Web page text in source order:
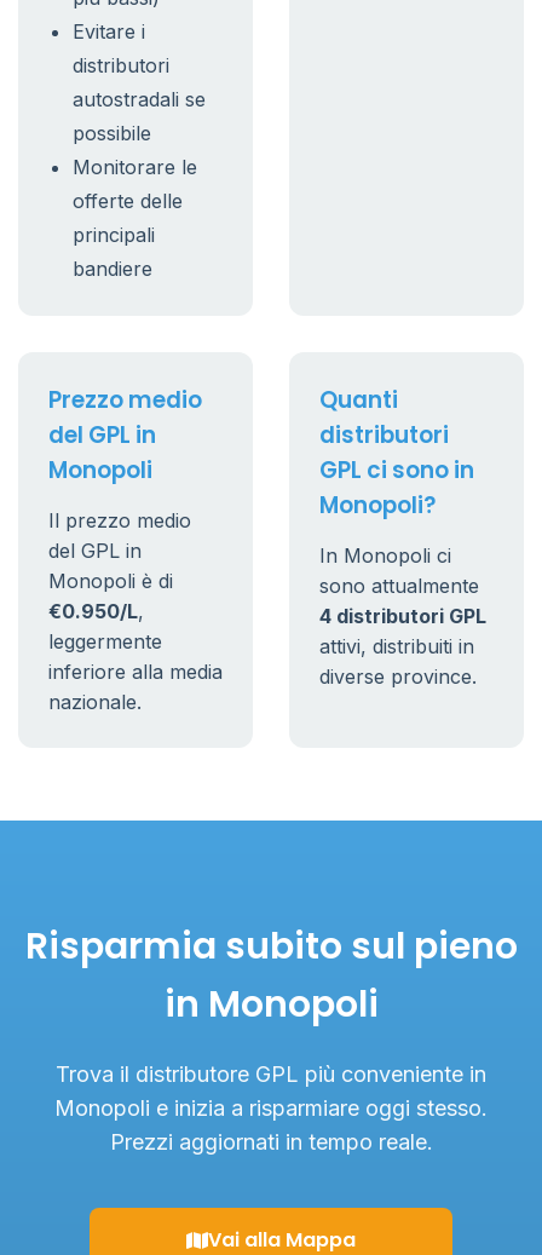
Evitare i
distributori
autostradali se
possibile
Monitorare le
offerte delle
principali
bandiere
Prezzo medio
del GPL in
Monopoli
Il prezzo medio
del GPL in
Monopoli è di
€0.950/L,
leggermente
inferiore alla media
nazionale.
Quanti
distributori
GPL ci sono in
Monopoli?
In Monopoli ci
sono attualmente
4 distributori GPL
attivi, distribuiti in
diverse province.
Risparmia subito sul pieno
in Monopoli
Trova il distributore GPL più conveniente in
Monopoli e inizia a risparmiare oggi stesso.
Prezzi aggiornati in tempo reale.
Vai alla Mappa